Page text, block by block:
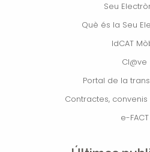
Seu
Què és la Seu
IdCAT
Cl@ve
Portal de la
Contractes,
e-FACT